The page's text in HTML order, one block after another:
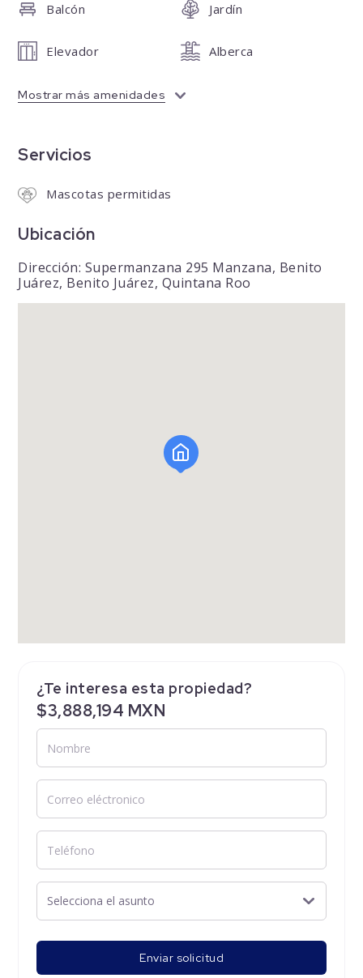
¿Te interesa esta propiedad?
$3,888,194 MXN
Enviar solicitud
Balcón Jardín
Elevador Alberca
Mostrar más amenidades
Servicios
Mascotas permitidas
Ubicación
Dirección: Supermanzana 295 Manzana, Benito
Juárez, Benito Juárez, Quintana Roo